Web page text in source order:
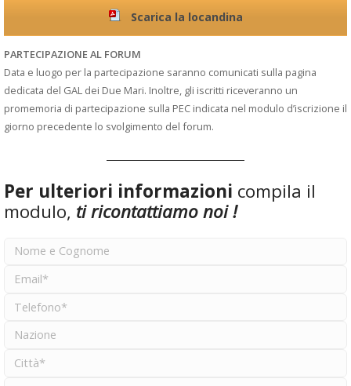
Scarica la locandina
PARTECIPAZIONE AL FORUM
Data e luogo per la partecipazione saranno comunicati sulla pagina
dedicata del GAL dei Due Mari. Inoltre, gli iscritti riceveranno un
promemoria di partecipazione sulla PEC indicata nel modulo d’iscrizione il
giorno precedente lo svolgimento del forum.
Per ulteriori informazioni compila il
modulo, ti ricontattiamo noi !